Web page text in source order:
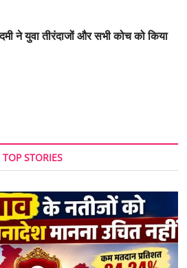
ने युवा तीरंदाजों और सभी कोच को किया
TOP STORIES